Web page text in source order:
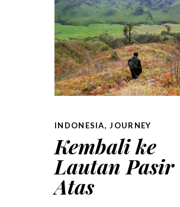
INDONESIA,JOURNEY
Kembali ke
Lautan Pasir
Atas